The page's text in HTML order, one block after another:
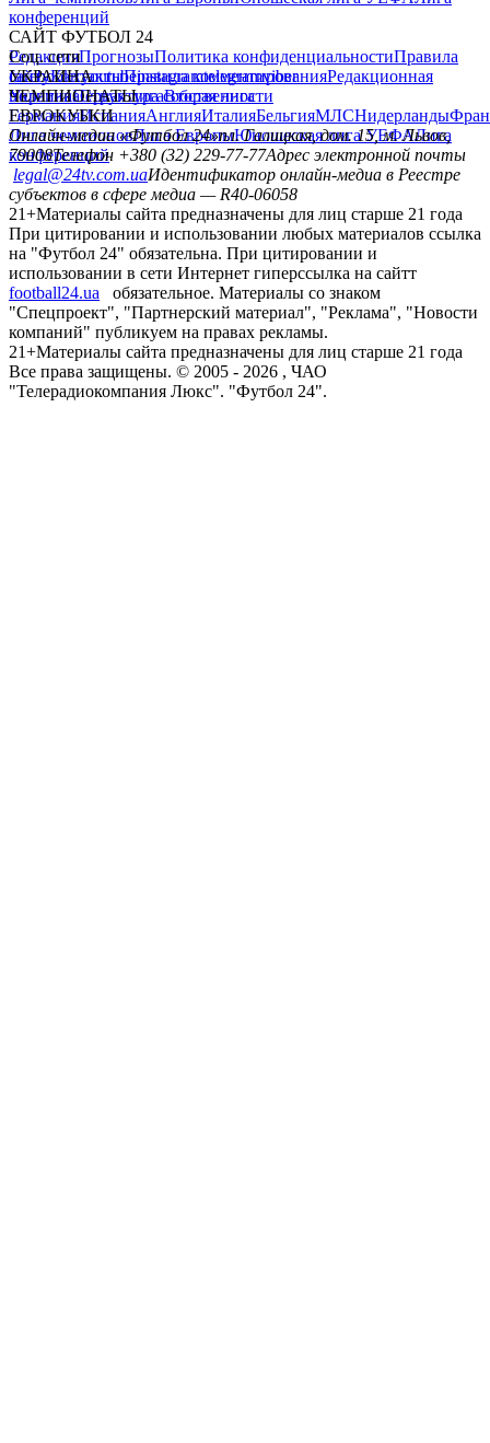
конференций
САЙТ ФУТБОЛ 24
РедакцияПрогнозыПолитика конфиденциальностиПравила
сайтуКонтактыПравила комментированияРедакционная
политикаСтруктура собственности
Соц. сети
facebookxyoutubeinstagramtelegramviber
УКРАИНА
УкраинаПервая лигаВторая лига
ЧЕМПИОНАТЫ
ГерманияИспанияАнглияИталияБельгияМЛСНидерланды
ЕВРОКУБКИ
Лига чемпионовЛига ЕвропыЮношеская лига УЕФАЛига
конференций
Онлайн-медиа «Футбол 24»пл. Галицкая, дом. 15, м. Львов,
79008Телефон +380 (32) 229-77-77Адрес электронной почты
legal@24tv.com.uaИдентификатор онлайн-медиа в Реестре
субъектов в сфере медиа — R40-06058
21+Материалы сайта предназначены для лиц старше 21 года
При цитировании и использовании любых материалов ссылка
на "Футбол 24" обязательна. При цитировании и
использовании в сети Интернет гиперссылка на сайтт
football24.ua
обязательное. Материалы со знаком
"Спецпроект", "Партнерский материал", "Реклама", "Новости
компаний" публикуем на правах рекламы.
21+Материалы сайта предназначены для лиц старше 21 года
Все права защищены. © 2005 - 2026 , ЧАО
"Телерадиокомпания Люкс". "Футбол 24".